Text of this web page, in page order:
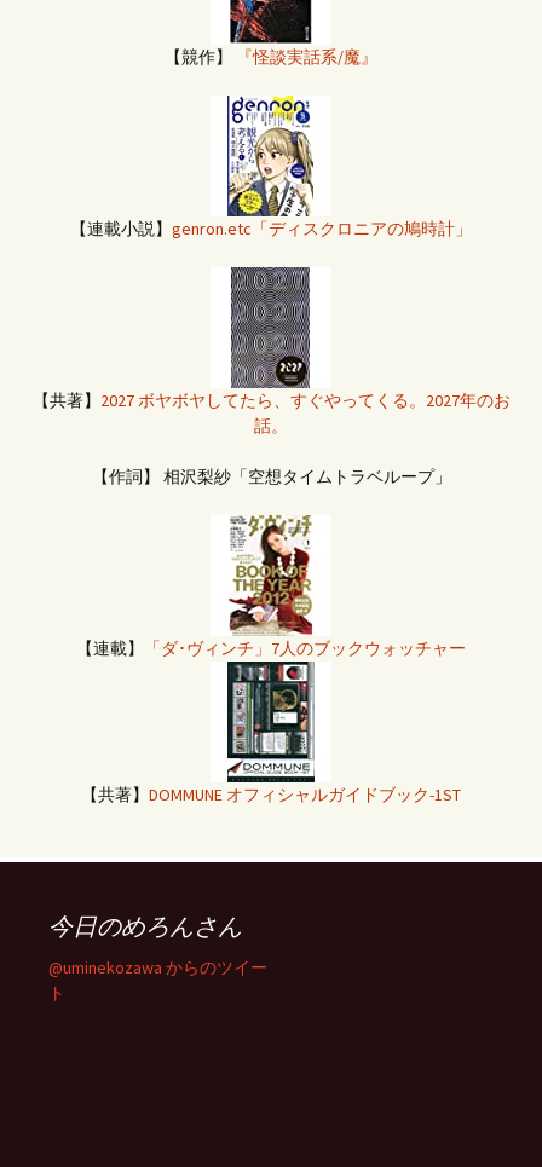
【競作】 『怪談実話系/魔』
【連載小説】 genron.etc「ディスクロニアの鳩時計」
【共著】 2027 ボヤボヤしてたら、すぐやってくる。2027年のお
話。
【作詞】 相沢梨紗「空想タイムトラベループ」
【連載】 「ダ･ヴィンチ」7人のブックウォッチャー
【共著】 DOMMUNE オフィシャルガイドブック-1ST
今日のめろんさん
@uminekozawa からのツイー
ト